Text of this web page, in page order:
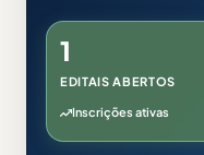
1
EDITAIS ABERTOS
Inscrições ativas